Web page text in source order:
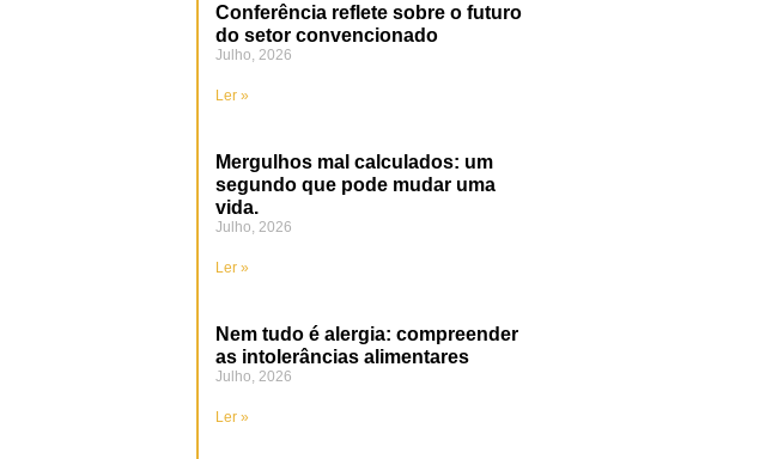
Conferência reflete sobre o futuro
do setor convencionado
Julho, 2026
Ler »
Mergulhos mal calculados: um
segundo que pode mudar uma
vida.
Julho, 2026
Ler »
Nem tudo é alergia: compreender
as intolerâncias alimentares
Julho, 2026
Ler »